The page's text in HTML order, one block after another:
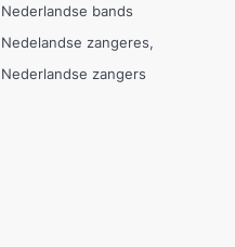
Nederlandse bands
Nedelandse zangeres
Nederlandse zangers